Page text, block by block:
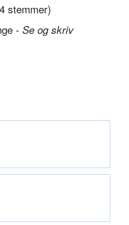
4 stemmer)
- Se og skriv